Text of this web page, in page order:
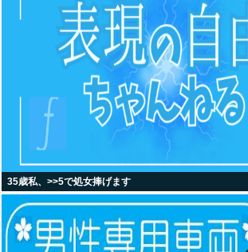
35歳私、>>5で処女捧げます